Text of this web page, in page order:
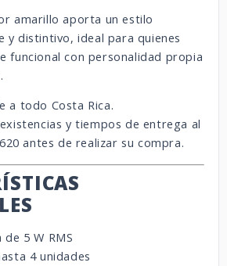
amarillo aporta un estilo
y distintivo, ideal para quienes
funcional con personalidad propia
a todo Costa Rica.
y tiempos de entrega al
antes de realizar su compra.
5 W RMS
4 unidades